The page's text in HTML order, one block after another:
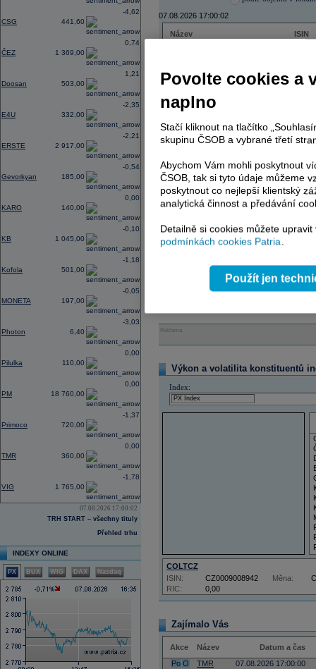
CSG 441,60
-4,62
ČEZ 1 369,00
0,74
Doosan 503,00
1,21
E4U 332,00
-2,35
ERSTE 2 917,00
-2,21
Gevorkyan 185,00
-0,54
KARO 140,00
0,00
KB 1 045,00
-0,10
Kofola 501,00
-1,18
MONETA 197,00
-0,05
Photon 6,40
-3,03
Pilulka 110,00
0,00
PM 18 760,00
0,00
Primoco 720,00
-1,37
TMR 360,00
0,00
VIG 1 765,00
-1,78
07.08.2026 17:00:02
TRH START – všechny tituly
Přehled trhu
INDEXY ONLINE
PX BUX WIG DAX Nasdaq
07.08.2026 17:00:02
Název
ISIN
ERSTE BANK
TMR
AD index - vývoj
Region
Reklama
Výkon a volatilita konstituentů
Index:
COLTCZ
RIC: 0,00
ISIN: CZ0009008942 Měna:
Zajímalo Vás
Akce Název
Datum a čas
Po O TMR
07.08.2026 17:00:00
Povolte cookies a
naplno
Stačí kliknout na tlačítko
skupinu ČSOB a vybrané třetí
Abychom Vám mohli poskytnout
ČSOB, tak si tyto údaje můžeme
poskytnout co nejlepší klientský
analytická činnost a předávání
Detailně si cookies můžete
podmínkách cookies Patria.
Použít jen